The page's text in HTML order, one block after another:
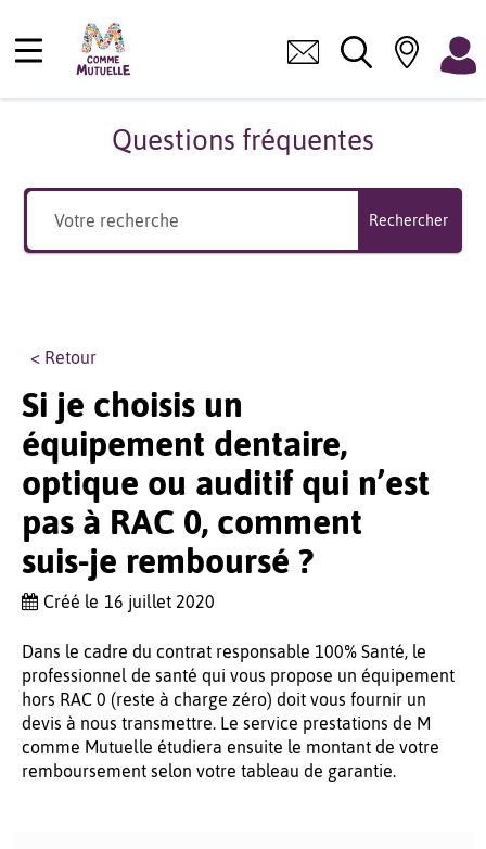
Questions fréquentes
Rechercher
< Retour
Si je choisis un
équipement dentaire,
optique ou auditif qui n’est
pas à RAC 0, comment
suis-je remboursé ?
Créé le 16 juillet 2020
Dans le cadre du contrat responsable 100% Santé, le
professionnel de santé qui vous propose un équipement
hors RAC 0 (reste à charge zéro) doit vous fournir un
devis à nous transmettre. Le service prestations de M
comme Mutuelle étudiera ensuite le montant de votre
remboursement selon votre tableau de garantie.